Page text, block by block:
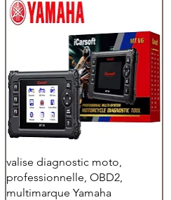
Aperçu rapide
valise diagnostic moto,
professionnelle, OBD2,
multimarque Yamaha